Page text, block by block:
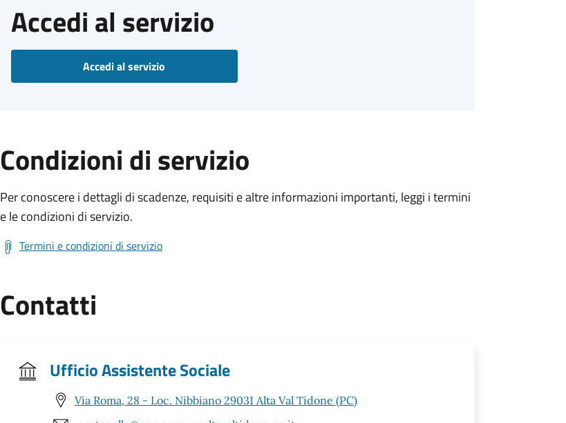
Accedi al servizio
Accedi al servizio
Condizioni di servizio
Per conoscere i dettagli di scadenze, requisiti e altre informazioni importanti, leggi i termini
e le condizioni di servizio.
Termini e condizioni di servizio
Contatti
Ufficio Assistente Sociale
Via Roma, 28 - Loc. Nibbiano 29031 Alta Val Tidone (PC)